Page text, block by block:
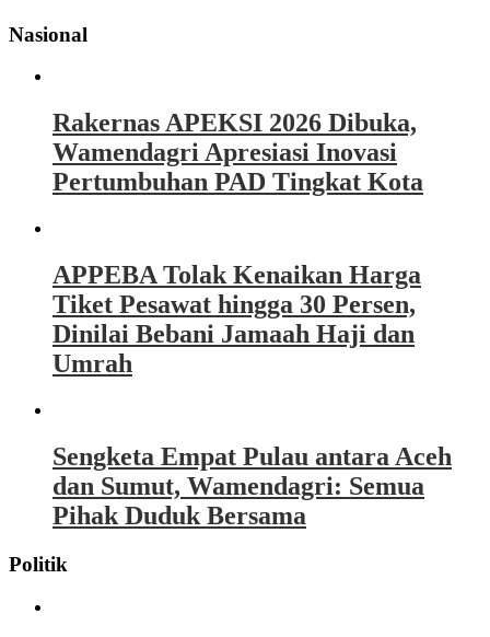
Nasional
Rakernas APEKSI 2026 Dibuka,
Wamendagri Apresiasi Inovasi
Pertumbuhan PAD Tingkat Kota
APPEBA Tolak Kenaikan Harga
Tiket Pesawat hingga 30 Persen,
Dinilai Bebani Jamaah Haji dan
Umrah
Sengketa Empat Pulau antara Aceh
dan Sumut, Wamendagri: Semua
Pihak Duduk Bersama
Politik